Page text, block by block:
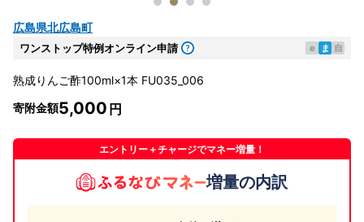
広島県北広島町
ワンストップ特例オンライン申請 e ま 自
熟成りんご酢100ml×1本 FU035_006
寄附金額5,000
エントリー＋チャージでマネー増量！
増量の内訳